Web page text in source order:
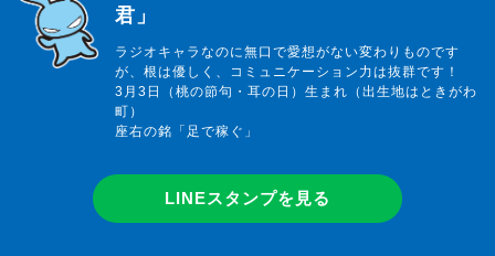
君」
ラジオキャラなのに無口で愛想がない変わりものです
が、根は優しく、コミュニケーション力は抜群です！
3月3日（桃の節句・耳の日）生まれ（出生地はときがわ
町）
座右の銘「足で稼ぐ」
LINEスタンプを見る